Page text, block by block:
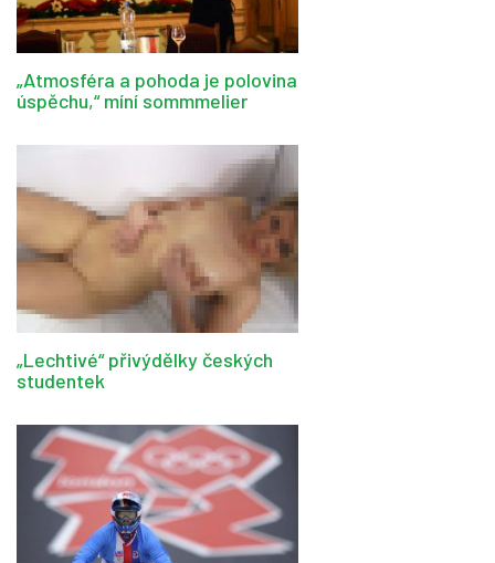
„Atmosféra a pohoda je polovina
úspěchu,“ míní sommmelier
„Lechtivé“ přivýdělky českých
studentek